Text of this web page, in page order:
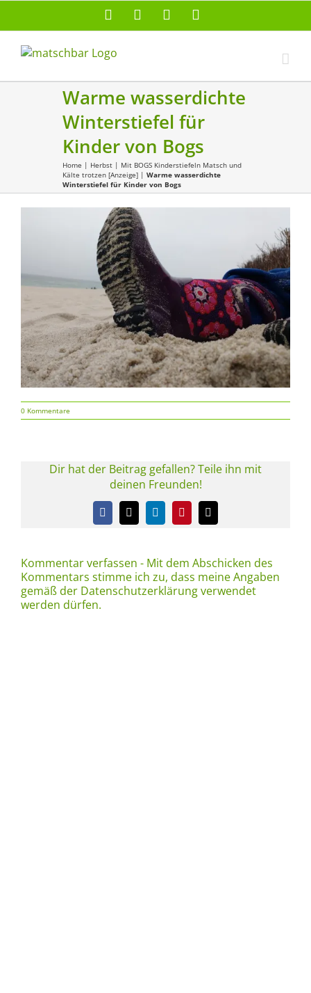
Facebook Instagram
Warme wasserdichte
Winterstiefel für
Kinder von Bogs
Home | Herbst | Mit BOGS Kinderstiefeln Matsch und
Kälte trotzen [Anzeige] | Warme wasserdichte
Winterstiefel für Kinder von Bogs
0 Kommentare
Dir hat der Beitrag gefallen? Teile ihn mit
deinen Freunden!
Facebook
X LinkedInPinterest
E-
Mail
Kommentar verfassen - Mit dem Abschicken des
Kommentars stimme ich zu, dass meine Angaben
gemäß der Datenschutzerklärung verwendet
werden dürfen.